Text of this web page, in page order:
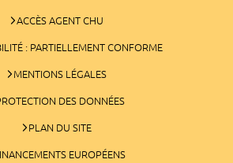
ACCÈS AGENT CHU
: PARTIELLEMENT CONFORME
MENTIONS LÉGALES
DES DONNÉES
PLAN DU SITE
EUROPÉENS